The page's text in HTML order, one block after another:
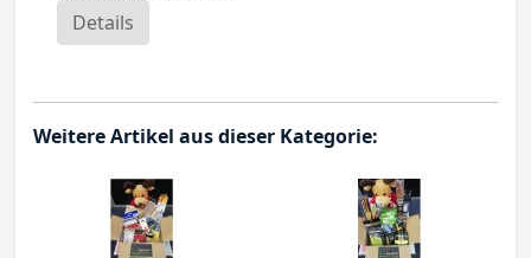
Details
Weitere Artikel aus dieser Kategorie: